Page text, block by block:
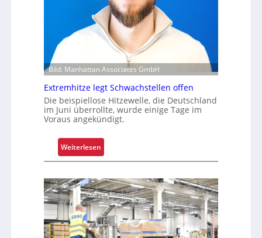
i
t
h
e
r
Z
u
v
e
r
l
s
s
g
k
e
i
t
Bild: Manhattan Associates GmbH
Extremhitze legt Schwachstellen offen
Die beispiellose Hitzewelle, die Deutschland
im Juni überrollte, wurde einige Tage im
Voraus angekündigt.
Weiterlesen:
E
t
r
e
m
h